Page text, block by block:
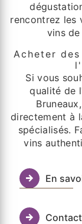
rencontrez les
vins
Acheter
Si vous
qualité de
directement à
spécialisés.
vins
En